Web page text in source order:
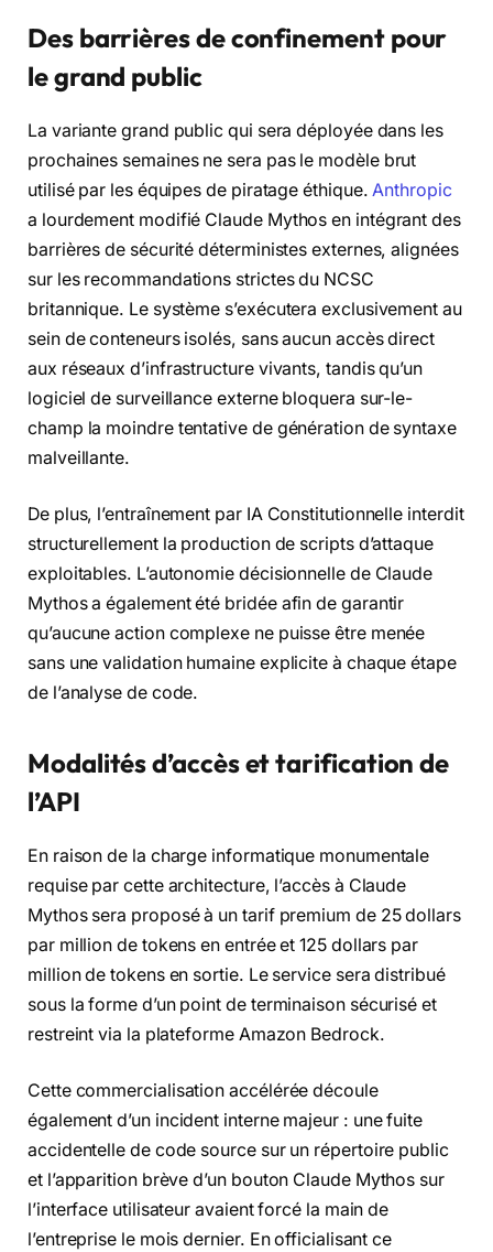
Des barrières de confinement pour
le grand public
La variante grand public qui sera déployée dans les
prochaines semaines ne sera pas le modèle brut
utilisé par les équipes de piratage éthique.Anthropic
a lourdement modifié Claude Mythos en intégrant des
barrières de sécurité déterministes externes, alignées
sur les recommandations strictes du NCSC
britannique. Le système s’exécutera exclusivement au
sein de conteneurs isolés, sans aucun accès direct
aux réseaux d’infrastructure vivants, tandis qu’un
logiciel de surveillance externe bloquera sur-le-
champ la moindre tentative de génération de syntaxe
malveillante.
De plus, l’entraînement par IA Constitutionnelle interdit
structurellement la production de scripts d’attaque
exploitables. L’autonomie décisionnelle de Claude
Mythos a également été bridée afin de garantir
qu’aucune action complexe ne puisse être menée
sans une validation humaine explicite à chaque étape
de l’analyse de code.
Modalités d’accès et tarification de
l’API
En raison de la charge informatique monumentale
requise par cette architecture, l’accès à Claude
Mythos sera proposé à un tarif premium de 25 dollars
par million de tokens en entrée et 125 dollars par
million de tokens en sortie. Le service sera distribué
sous la forme d’un point de terminaison sécurisé et
restreint via la plateforme Amazon Bedrock.
Cette commercialisation accélérée découle
également d’un incident interne majeur : une fuite
accidentelle de code source sur un répertoire public
et l’apparition brève d’un bouton Claude Mythos sur
l’interface utilisateur avaient forcé la main de
l’entreprise le mois dernier. En officialisant ce